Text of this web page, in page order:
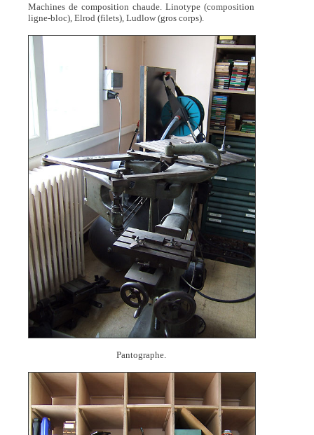
Machines de composition chaude. Linotype (composition
ligne-bloc), Elrod (filets), Ludlow (gros corps).
Pantographe.